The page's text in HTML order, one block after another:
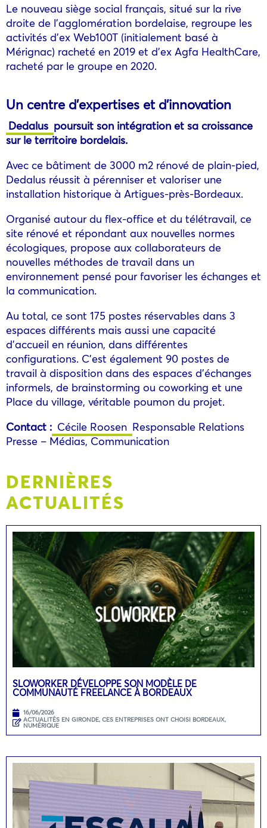
Le nouveau siège social français, situé sur la rive
droite de l’agglomération bordelaise, regroupe les
activités d’ex Web100T (initialement basé à
Mérignac) racheté en 2019 et d’ex Agfa HealthCare,
racheté par le groupe en 2020.
Un centre d’expertises et d’innovation
Dedalus poursuit son intégration et sa croissance
sur le territoire bordelais.
Avec ce bâtiment de 3000 m2 rénové de plain-pied,
Dedalus réussit à pérenniser et valoriser une
installation historique à Artigues-près-Bordeaux.
Organisé autour du flex-office et du télétravail, ce
site rénové et répondant aux nouvelles normes
écologiques, propose aux collaborateurs de
nouvelles méthodes de travail dans un
environnement pensé pour favoriser les échanges et
la communication.
Au total, ce sont 175 postes réservables dans 3
espaces différents mais aussi une capacité
d’accueil en réunion, dans différentes
configurations. C’est également 90 postes de
travail à disposition dans des espaces d’échanges
informels, de brainstorming ou coworking et une
Place du village, véritable poumon du projet.
Contact : Cécile Roosen Responsable Relations
Presse – Médias, Communication
DERNIÈRES
ACTUALITÉS
SLOWORKER DÉVELOPPE SON MODÈLE DE
COMMUNAUTÉ FREELANCE À BORDEAUX
16/06/2026
ACTUALITÉS EN GIRONDE, CES ENTREPRISES ONT CHOISI BORDEAUX,
NUMÉRIQUE